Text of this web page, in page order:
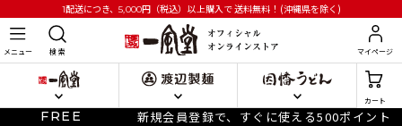
1配送につき、5,000円 （税込）以上購入で送料無料！(沖縄県を除く)
メニュー 検 索 マイページ
カート
FREE
新規会員登録で、すぐに使える500ポイント